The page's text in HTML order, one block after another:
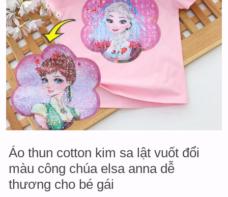
Áo thun cotton kim sa lật vuốt đổi
màu công chúa elsa anna dễ
thương cho bé gái